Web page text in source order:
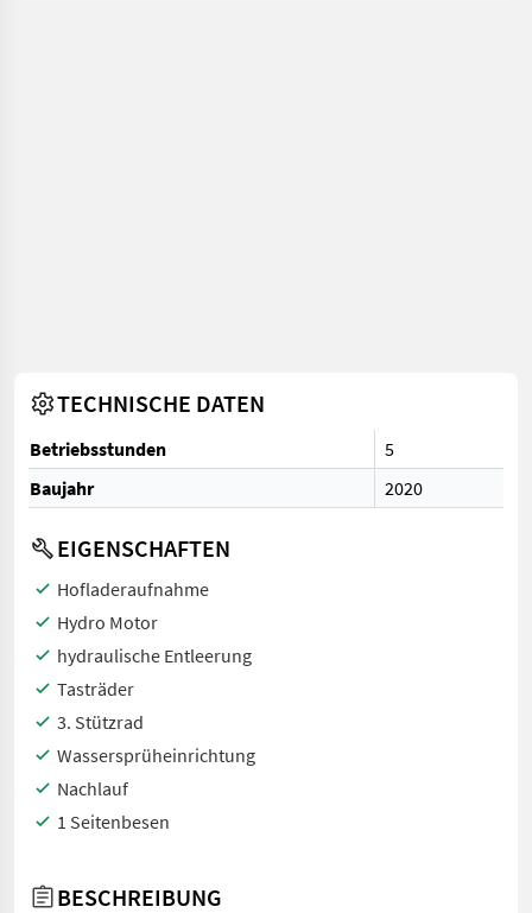
TECHNISCHE DATEN
Betriebsstunden
5
Baujahr
2020
EIGENSCHAFTEN
Hofladeraufnahme
Hydro Motor
hydraulische Entleerung
Tasträder
3. Stützrad
Wassersprüheinrichtung
Nachlauf
1 Seitenbesen
BESCHREIBUNG